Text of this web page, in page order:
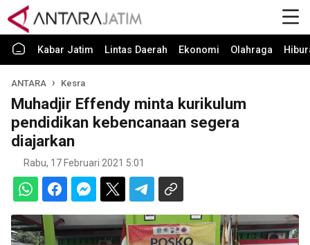
Kabar Jatim Lintas Daerah Ekonomi Olahraga
ANTARA Kesra
Muhadjir Effendy minta kurikulum
pendidikan kebencanaan segera
diajarkan
Rabu, 17 Februari 2021 5:01